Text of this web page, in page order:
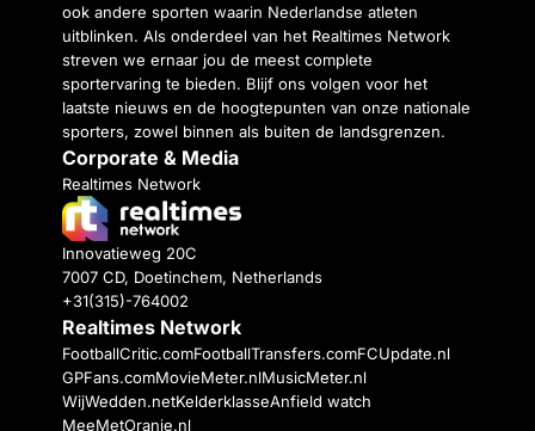
ook andere sporten waarin Nederlandse atleten
uitblinken. Als onderdeel van het Realtimes Network
streven we ernaar jou de meest complete
sportervaring te bieden. Blijf ons volgen voor het
laatste nieuws en de hoogtepunten van onze nationale
sporters, zowel binnen als buiten de landsgrenzen.
Corporate & Media
Realtimes Network
Innovatieweg 20C
7007 CD, Doetinchem, Netherlands
+31(315)-764002
Realtimes Network
FootballCritic.comFootballTransfers.comFCUpdate.nl
GPFans.comMovieMeter.nlMusicMeter.nl
WijWedden.netKelderklasseAnfield watch
MeeMetOranje.nl